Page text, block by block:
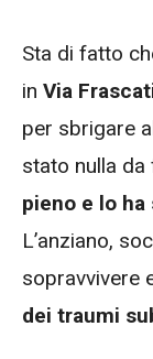
Sta di fatto
in Via
per sbrigare
stato nulla da
pieno e lo
L’anziano,
sopravvivere
dei traumi